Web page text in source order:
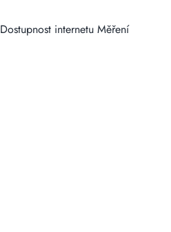
Dostupnost internetu Měření